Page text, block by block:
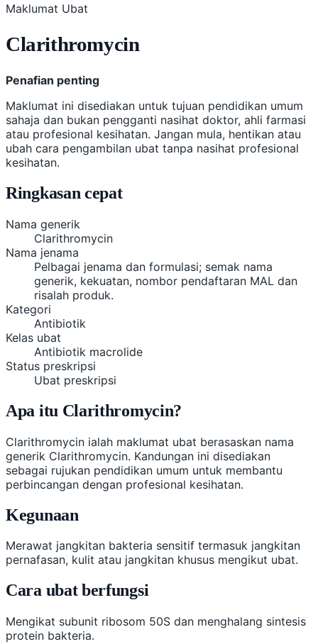
Maklumat Ubat
Clarithromycin
Penafian penting
Maklumat ini disediakan untuk tujuan pendidikan umum
sahaja dan bukan pengganti nasihat doktor, ahli farmasi
atau profesional kesihatan. Jangan mula, hentikan atau
ubah cara pengambilan ubat tanpa nasihat profesional
kesihatan.
Ringkasan cepat
Nama generik
Clarithromycin
Nama jenama
Pelbagai jenama dan formulasi; semak nama
generik, kekuatan, nombor pendaftaran MAL dan
risalah produk.
Kategori
Antibiotik
Kelas ubat
Antibiotik macrolide
Status preskripsi
Ubat preskripsi
Apa itu Clarithromycin?
Clarithromycin ialah maklumat ubat berasaskan nama
generik Clarithromycin. Kandungan ini disediakan
sebagai rujukan pendidikan umum untuk membantu
perbincangan dengan profesional kesihatan.
Kegunaan
Merawat jangkitan bakteria sensitif termasuk jangkitan
pernafasan, kulit atau jangkitan khusus mengikut ubat.
Cara ubat berfungsi
Mengikat subunit ribosom 50S dan menghalang sintesis
protein bakteria.